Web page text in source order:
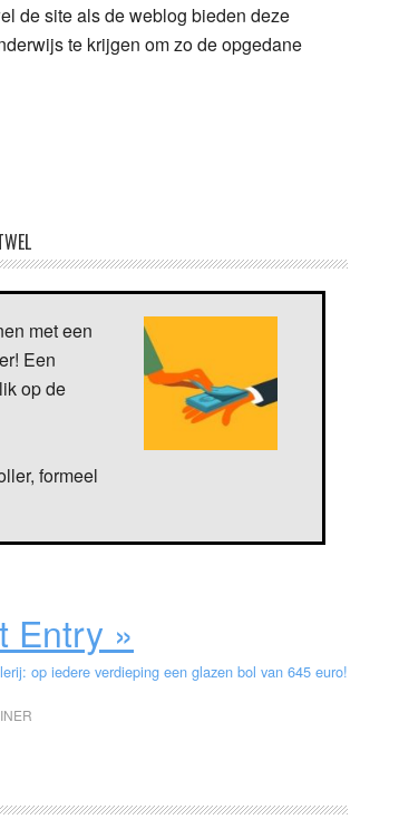
de site als de weblog bieden deze
te krijgen om zo de opgedane
met een
Een
op de
formeel
Entry »
op iedere verdieping een glazen bol van 645 euro!